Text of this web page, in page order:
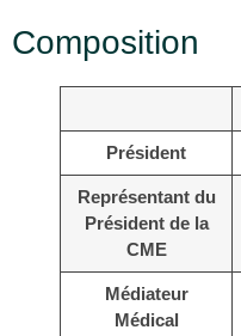
Composition
Président
Représentant du
Président de la
CME
Médiateur
Médical